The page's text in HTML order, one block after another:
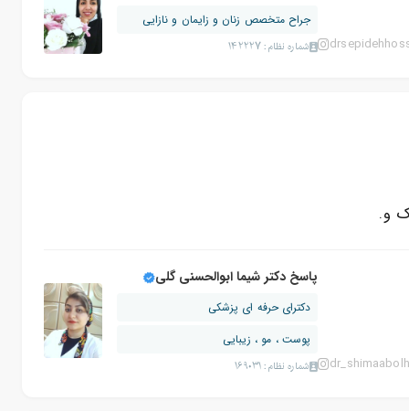
جراح متخصص زنان و زایمان و نازایی
شماره نظام: 142227
و.
پاسخ دکتر شیما ابوالحسنی گلی
دکترای حرفه ای پزشکی
پوست ، مو ، زیبایی
شماره نظام: 169031